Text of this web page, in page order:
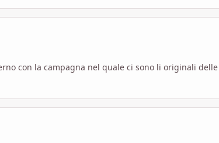
con la campagna nel quale ci sono li originali